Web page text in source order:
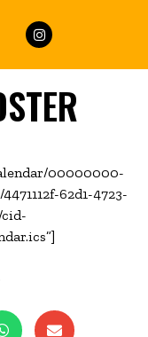
00000000-
62d1-4723-
cid-